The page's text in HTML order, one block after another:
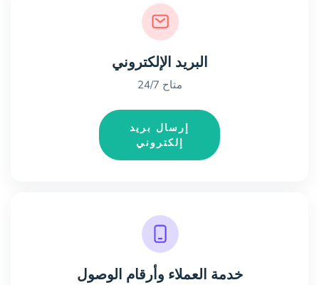
البريد الإلكتروني
متاح 24/7
إرسال بريد
إلكتروني
خدمة العملاء وأرقام الوصول